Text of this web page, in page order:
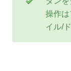
操作
イル/